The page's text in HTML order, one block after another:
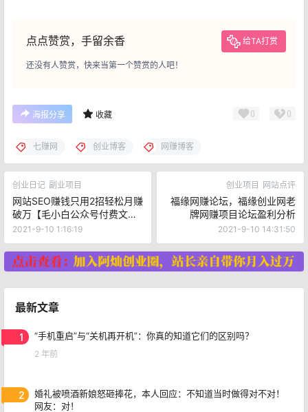
点点赞赏，手留余香 给TA打赏
还没有人赞赏，快来当第一个赞赏的人吧！
海报分享 收藏 0 0
七赚网 创业博客 网赚博客
创业日记 副业项目
网站SEO赚钱只用2招轻松月赚
破万【毛小白公众号付费文
章】
2021-9-10 1:16:19
创业项目 网站点评
福缘网赚论坛，福缘创业网老
牌网赚项目论坛盈利分析
2021-9-10 14:31:50
最新文章
1 “手机重启”与“关机再开机”：你真的知道它们的区别吗？
2 年前
2
婚礼被喷酒新娘怒砸捧花，本人回应：不知道当时做得对不对！
网友：对！